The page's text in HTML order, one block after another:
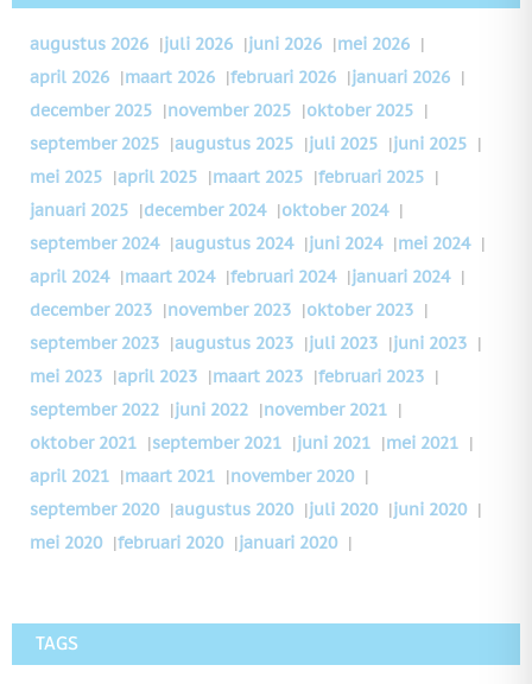
augustus 2026 |juli 2026 |juni 2026 |mei 2026 |
april 2026 |maart 2026 |februari 2026 |januari 2026 |
december 2025 |november 2025 |oktober 2025 |
september 2025 |augustus 2025 |juli 2025 |juni 2025 |
mei 2025 |april 2025 |maart 2025 |februari 2025 |
januari 2025 |december 2024 |oktober 2024 |
september 2024 |augustus 2024 |juni 2024 |mei 2024 |
april 2024 |maart 2024 |februari 2024 |januari 2024 |
december 2023 |november 2023 |oktober 2023 |
september 2023 |augustus 2023 |juli 2023 |juni 2023 |
mei 2023 |april 2023 |maart 2023 |februari 2023 |
september 2022 |juni 2022 |november 2021 |
oktober 2021 |september 2021 |juni 2021 |mei 2021 |
april 2021 |maart 2021 |november 2020 |
september 2020 |augustus 2020 |juli 2020 |juni 2020 |
mei 2020 |februari 2020 |januari 2020 |
TAGS